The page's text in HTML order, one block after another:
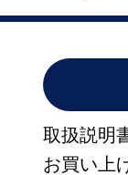
取扱説明
お買い上